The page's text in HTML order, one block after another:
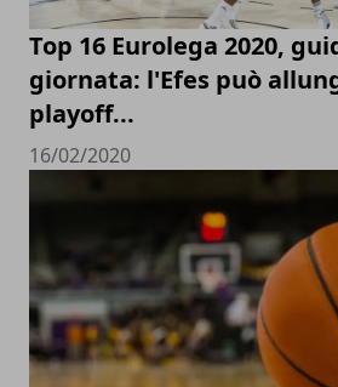
Top 16 Eurolega 2020,
giornata: l'Efes può
playoff...
16/02/2020